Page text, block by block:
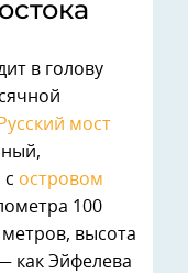
в голову
Русский мост
островом
100
высота
как Эйфелева